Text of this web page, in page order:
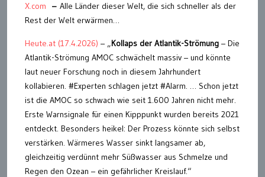
X.com
–Alle Länder dieser Welt, die sich schneller als der
Rest der Welt erwärmen…
Heute.at (17.4.2026) – „Kollaps der Atlantik-Strömung – Die
Atlantik-Strömung AMOC schwächelt massiv – und könnte
laut neuer Forschung noch in diesem Jahrhundert
kollabieren. #Experten schlagen jetzt #Alarm. … Schon jetzt
ist die AMOC so schwach wie seit 1.600 Jahren nicht mehr.
Erste Warnsignale für einen Kipppunkt wurden bereits 2021
entdeckt. Besonders heikel: Der Prozess könnte sich selbst
verstärken. Wärmeres Wasser sinkt langsamer ab,
gleichzeitig verdünnt mehr Süßwasser aus Schmelze und
Regen den Ozean – ein gefährlicher Kreislauf.“